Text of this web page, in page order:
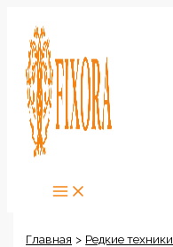
содержимому
Главная
Редкие техники